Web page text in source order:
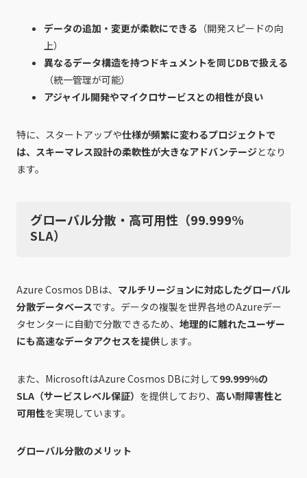
データの追加・変更が柔軟にできる （開発スピードの向
上）
異なるデータ構造を持つドキュメントを同じDBで扱える
（統一管理が可能）
アジャイル開発やマイクロサービスとの相性が良い
特に、スタートアップや仕様が頻繁に変わるプロジェクトで
は、スキーマレス設計の柔軟性が大きなアドバンテージとなり
ます。
グローバル分散・高可用性（99.999%
SLA）
Azure Cosmos DBは、 マルチリージョンに対応したグローバル
分散データベースです。データの複製を世界各地のAzureデー
タセンターに自動で分散できるため、 地理的に離れたユーザー
にも高速なデータアクセスを提供します。
また、MicrosoftはAzure Cosmos DBに対して99.999%の
SLA（サービスレベル保証） を提供しており、 高い耐障害性と
可用性を実現しています。
グローバル分散のメリット